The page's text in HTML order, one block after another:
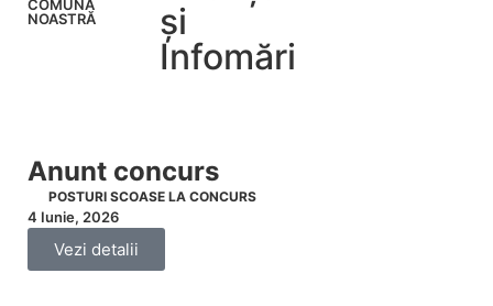
COMUNA
NOASTRĂ
și
Infomări
Anunt concurs
POSTURI SCOASE LA CONCURS
4 Iunie, 2026
Vezi detalii